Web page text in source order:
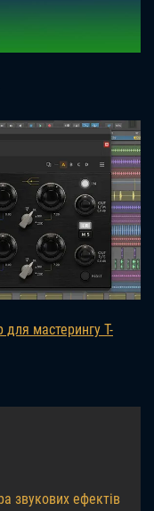
мастерингу T-
звукових ефектів